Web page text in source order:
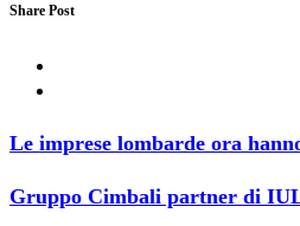
Share Post
Le imprese lombarde ora
Gruppo Cimbali partner di